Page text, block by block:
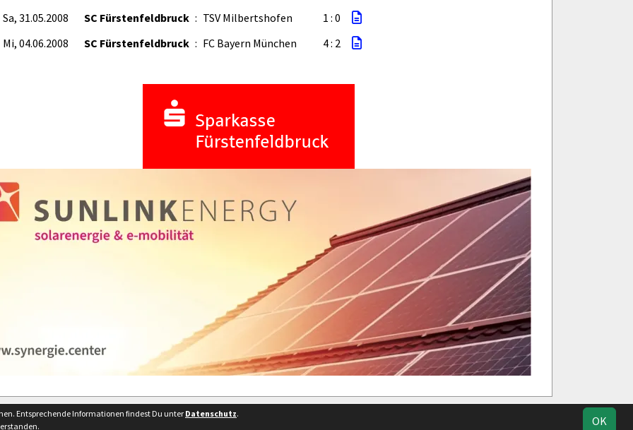
Sa, 31.05.2008
SC Fürstenfeldbruck : TSV Milbertshofen
1 : 0
Mi, 04.06.2008
SC Fürstenfeldbruck : FC Bayern München 4 : 2
OK
Entsprechende Informationen findest Du unter Datenschutz.